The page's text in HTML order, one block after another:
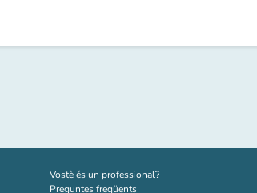
Vostè és un professional?(new tab)
Preguntes freqüents